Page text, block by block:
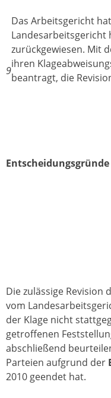
9
Das Arbeitsgericht
Landesarbeitsgericht
zurückgewiesen. Mit
ihren
beantragt, die
Entscheidungsgründe
Die zulässige Revision
vom
der Klage nicht
getroffenen
abschließend
Parteien aufgrund der
2010 geendet hat.